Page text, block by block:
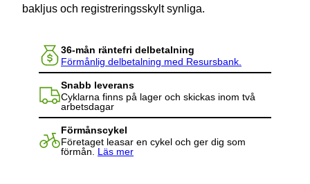
bakljus och registreringsskylt synliga.
36-mån räntefri delbetalning
Förmånlig delbetalning med Resursbank.
Snabb leverans
Cyklarna finns på lager och skickas inom två
arbetsdagar
Förmånscykel
Företaget leasar en cykel och ger dig som
förmån. Läs mer